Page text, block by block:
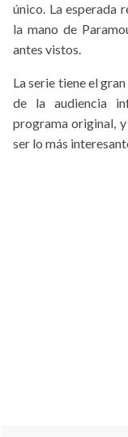
único. La esperada
la mano de
antes vistos.
La serie tiene el
de la audiencia
programa original,
ser lo más